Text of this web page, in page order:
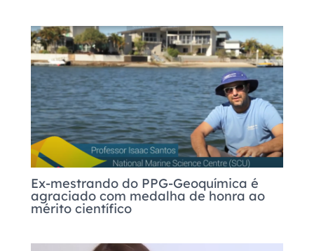
Ex-mestrando do PPG-Geoquímica é
agraciado com medalha de honra ao
mérito científico